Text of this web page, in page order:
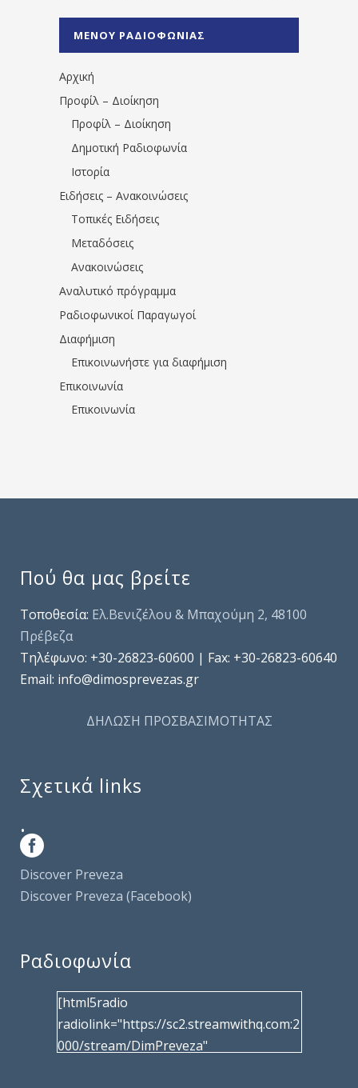
1531194763766854/" artist="" ]
ΜΕΝΟΥ ΡΑΔΙΟΦΩΝΙΑΣ
Αρχική
Προφίλ – Διοίκηση
Προφίλ – Διοίκηση
Δημοτική Ραδιοφωνία
Ιστορία
Ειδήσεις – Ανακοινώσεις
Τοπικές Ειδήσεις
Μεταδόσεις
Ανακοινώσεις
Αναλυτικό πρόγραμμα
Ραδιοφωνικοί Παραγωγοί
Διαφήμιση
Επικοινωνήστε για διαφήμιση
Επικοινωνία
Επικοινωνία
Πού θα μας βρείτε
Τοποθεσία: Ελ.Βενιζέλου & Μπαχούμη 2, 48100
Πρέβεζα
Τηλέφωνo: +30-26823-60600 | Fax: +30-26823-60640
Email: info@dimosprevezas.gr
ΔΗΛΩΣΗ ΠΡΟΣΒΑΣΙΜΟΤΗΤΑΣ
Σχετικά links
.
Discover Preveza
Discover Preveza (Facebook)
Ραδιοφωνία
[html5radio
radiolink="https://sc2.streamwithq.com:2
000/stream/DimPreveza"